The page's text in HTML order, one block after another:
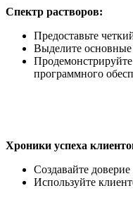
Спектр растворов:
Предоставьте
Выделите основные
программного
Хроники успеха
Создавайте
Используйте